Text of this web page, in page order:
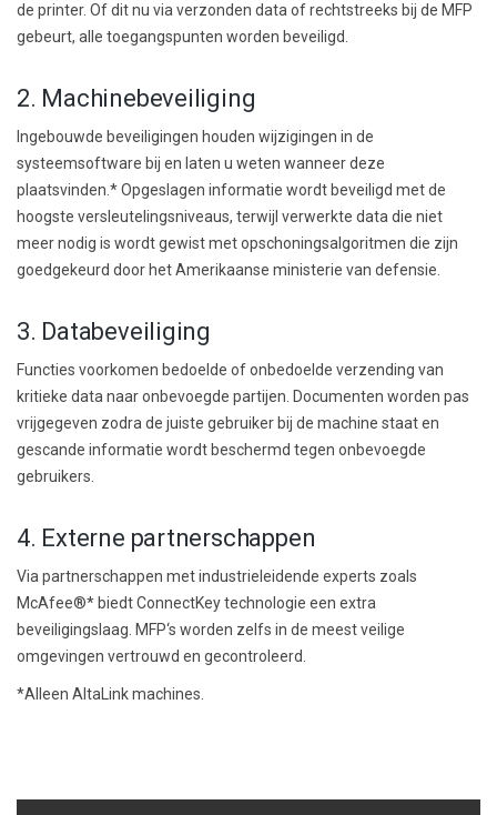
de printer. Of dit nu via verzonden data of rechtstreeks bij de MFP
gebeurt, alle toegangspunten worden beveiligd.
2. Machinebeveiliging
Ingebouwde beveiligingen houden wijzigingen in de
systeemsoftware bij en laten u weten wanneer deze
plaatsvinden.* Opgeslagen informatie wordt beveiligd met de
hoogste versleutelingsniveaus, terwijl verwerkte data die niet
meer nodig is wordt gewist met opschoningsalgoritmen die zijn
goedgekeurd door het Amerikaanse ministerie van defensie.
3. Databeveiliging
Functies voorkomen bedoelde of onbedoelde verzending van
kritieke data naar onbevoegde partijen. Documenten worden pas
vrijgegeven zodra de juiste gebruiker bij de machine staat en
gescande informatie wordt beschermd tegen onbevoegde
gebruikers.
4. Externe partnerschappen
Via partnerschappen met industrieleidende experts zoals
McAfee®* biedt ConnectKey technologie een extra
beveiligingslaag. MFP‘s worden zelfs in de meest veilige
omgevingen vertrouwd en gecontroleerd.
*Alleen AltaLink machines.